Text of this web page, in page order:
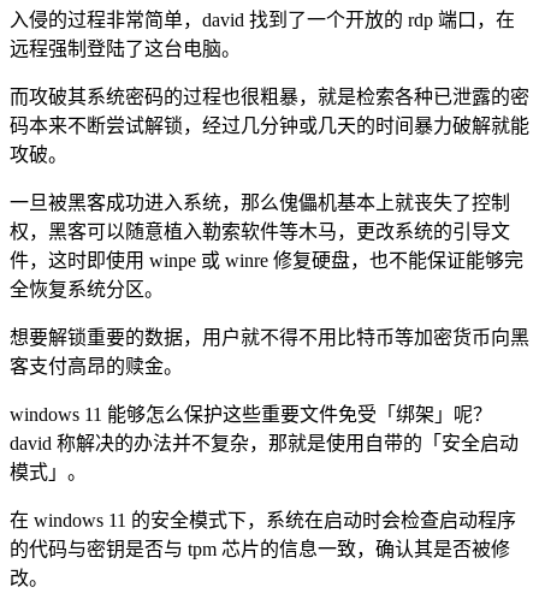
入侵的过程非常简单，david 找到了一个开放的 rdp 端口，在
远程强制登陆了这台电脑。
而攻破其系统密码的过程也很粗暴，就是检索各种已泄露的密
码本来不断尝试解锁，经过几分钟或几天的时间暴力破解就能
攻破。
一旦被黑客成功进入系统，那么傀儡机基本上就丧失了控制
权，黑客可以随意植入勒索软件等木马，更改系统的引导文
件，这时即使用 winpe 或 winre 修复硬盘，也不能保证能够完
全恢复系统分区。
想要解锁重要的数据，用户就不得不用比特币等加密货币向黑
客支付高昂的赎金。
windows 11 能够怎么保护这些重要文件免受「绑架」呢？
david 称解决的办法并不复杂，那就是使用自带的「安全启动
模式」。
在 windows 11 的安全模式下，系统在启动时会检查启动程序
的代码与密钥是否与 tpm 芯片的信息一致，确认其是否被修
改。